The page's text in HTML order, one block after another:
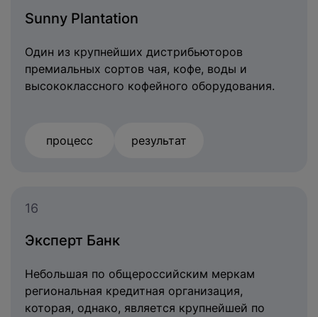
Sunny Plantation
Один из крупнейших дистрибьюторов
премиальных сортов чая, кофе, воды и
высококлассного кофейного оборудования.
процесс результат
16
Эксперт Банк
Небольшая по общероссийским меркам
региональная кредитная организация,
которая, однако, является крупнейшей по